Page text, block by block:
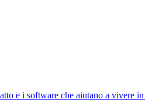
e i software che aiutano a vivere